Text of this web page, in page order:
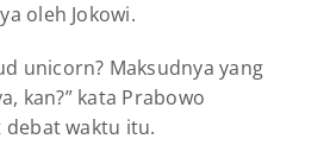
oleh Jokowi.
unicorn? Maksudnya yang
kan?” kata Prabowo
debat waktu itu.